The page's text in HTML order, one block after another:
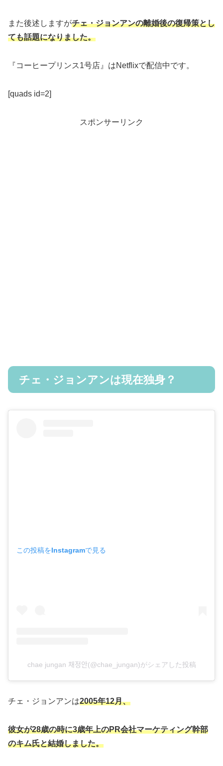
また後述しますがチェ・ジョンアンの離婚後の復帰策とし
ても話題になりました。
『コーヒープリンス1号店』はNetflixで配信中です。
[quads id=2]
スポンサーリンク
チェ・ジョンアンは現在独身？
この投稿をInstagramで見る
chae jungan 채정안(@chae_jungan)がシェアした投稿
チェ・ジョンアンは2005年12月、
彼女が28歳の時に3歳年上のPR会社マーケティング幹部
のキム氏と結婚しました。